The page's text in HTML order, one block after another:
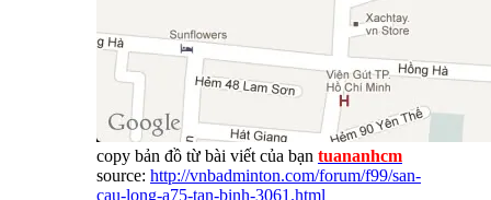
copy bản đồ từ bài viết của bạn tuananhcm
source: http://vnbadminton.com/forum/f99/san-
cau-long-a75-tan-binh-3061.html